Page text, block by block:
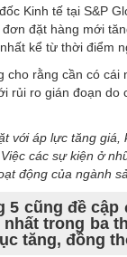
Kinh tế tại S&P
đặt hàng mới
kể từ thời điểm
cho rằng cần có
rủi ro gián đoạn
với áp lực tăng
các sự kiện ở
động của ngành
5 cũng đề
trong ba
tăng, đồng